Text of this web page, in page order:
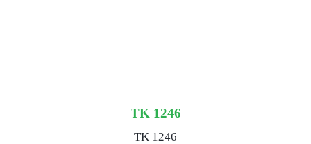
TK 1246
TK 1246